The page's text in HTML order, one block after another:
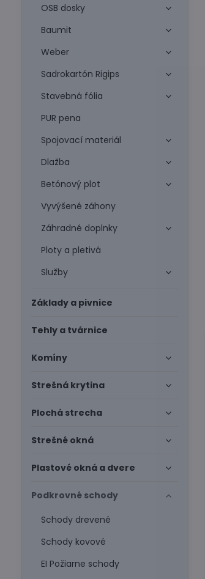
OSB dosky
Baumit
Weber
Sadrokartón Rigips
Stavebná fólia
PUR pena
Spojovací materiál
Dlažba
Betónový plot
Vyvýšené záhony
Záhradné doplnky
Ploty a pletivá
Služby
Základy a pivnice
Tehly a tvárnice
Komíny
Strešná krytina
Plochá strecha
Strešné okná
Plastové okná a dvere
Podkrovné schody
Schody drevené
Schody kovové
EI Požiarne schody